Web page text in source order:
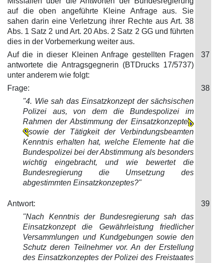
auf die oben angeführte Kleine Anfrage aus. Sie
sahen darin eine Verletzung ihrer Rechte aus Art. 38
Abs. 1 Satz 2 und Art. 20 Abs. 2 Satz 2 GG und führten
dies in der Vorbemerkung weiter aus.
Auf die in dieser Kleinen Anfrage gestellten Fragen
antwortete die Antragsgegnerin (BTDrucks 17/5737)
unter anderem wie folgt:
37
Frage:
38
"4. Wie sah das Einsatzkonzept der sächsischen
Polizei aus, von dem die Bundespolizei im
Rahmen der Abstimmung der Einsatzkonzepte
sowie der Tätigkeit der Verbindungsbeamten
Kenntnis erhalten hat, welche Elemente hat die
Bundespolizeibei der Abstimmung als besonders
wichtig eingebracht, und wie bewertet die
Bundesregierung die Umsetzung des
abgestimmten Einsatzkonzeptes?"
Antwort:
39
"Nach Kenntnis der Bundesregierung sah das
Einsatzkonzept die Gewährleistung friedlicher
Versammlungen und Kundgebungen sowie den
Schutz deren Teilnehmer vor. An der Erstellung
des Einsatzkonzeptes der Polizei des Freistaates